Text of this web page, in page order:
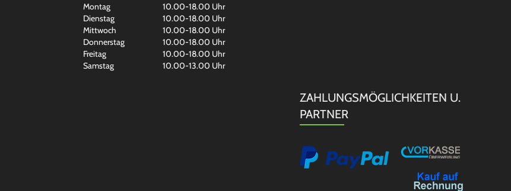
Montag
10.00-18.00 Uhr
Dienstag
10.00-18.00 Uhr
Mittwoch
10.00-18.00 Uhr
Donnerstag
10.00-18.00 Uhr
Freitag
10.00-18.00 Uhr
Samstag
10.00-13.00 Uhr
ZAHLUNGSMÖGLICHKEITEN U.
PARTNER